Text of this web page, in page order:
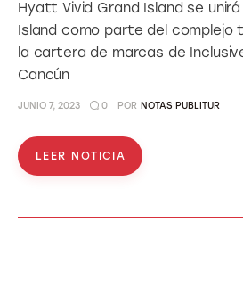
Hyatt Vivid Grand Island se
Island como parte del complejo
la cartera de marcas de
Cancún
JUNIO 7, 2023 0 POR NOTAS PUBLITUR
LEER NOTICIA